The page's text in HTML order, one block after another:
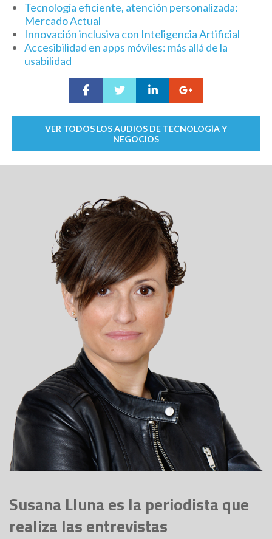
Tecnología eficiente, atención personalizada:
Mercado Actual
Innovación inclusiva con Inteligencia Artificial
Accesibilidad en apps móviles: más allá de la
usabilidad
VER TODOS LOS AUDIOS DE TECNOLOGÍA Y
NEGOCIOS
Susana Lluna es la periodista que
realiza las entrevistas